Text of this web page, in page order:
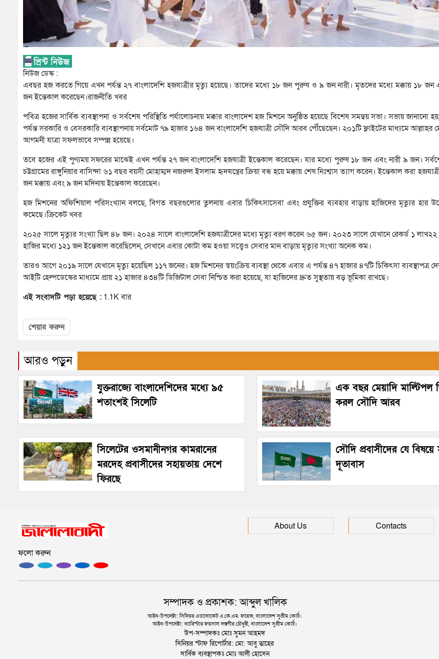
নিউজ ডেস্ক :
এবছর হজ করতে গিয়ে এখন পর্যন্ত ২৭ বাংলাদেশি হজযাত্রীর মৃত্যু হয়েছে। তাদের মধ্যে ১৮ জন পুরুষ ও ৯ জন নারী। মৃতদের মধ্যে মক্কায় ১৮ জন
জন ইন্তেকাল করেছেন।রাজনীতি খবর
পবিত্র হজের সার্বিক ব্যবস্থাপনা ও সর্বশেষ পরিস্থিতি পর্যালোচনায় মক্কার বাংলাদেশ হজ মিশনে অনুষ্ঠিত হয়েছে বিশেষ সমন্বয় সভা। সভায়
পর্যন্ত সরকারি ও বেসরকারি ব্যবস্থাপনায় সর্বমোট ৭৯ হাজার ১৬৪ জন বাংলাদেশি হজযাত্রী সৌদি আরব পৌঁছেছেন। ২০১টি ফ্লাইটের মাধ্যমে আল্লাহর
আগমনী যাত্রা সফলভাবে সম্পন্ন হয়েছে।
তবে হজের এই পুণ্যময় সফরের মাঝেই এখন পর্যন্ত ২৭ জন বাংলাদেশি হজযাত্রী ইন্তেকাল করেছেন। যার মধ্যে পুরুষ ১৮ জন এবং নারী ৯ জন।
চট্টগ্রামের রাঙ্গুনিয়ার বাসিন্দা ৬১ বছর বয়সী মোহাম্মদ নজরুল ইসলাম হৃদযন্ত্রের ক্রিয়া বন্ধ হয়ে মক্কায় শেষ নিঃশ্বাস ত্যাগ করেন। ইন্তেকাল করা
জন মক্কায় এবং ৯ জন মদিনায় ইন্তেকাল করেছেন।
হজ মিশনের অফিশিয়াল পরিসংখ্যান বলছে, বিগত বছরগুলোর তুলনায় এবার চিকিৎসাসেবা এবং প্রযুক্তির ব্যবহার বাড়ায় হাজিদের মৃত্যুর হার
কমেছে।ক্রিকেট খবর
২০২৫ সালে মৃত্যুর সংখ্যা ছিল ৪৮ জন। ২০২৪ সালে বাংলাদেশি হজযাত্রীদের মধ্যে মৃত্যু বরণ করেন ৬৫ জন। ২০২৩ সালে যেখানে রেকর্ড ১ লাখ২২
হাজির মধ্যে ১২১ জন ইন্তেকাল করেছিলেন, সেখানে এবার কোটা কম হওয়া সত্ত্বেও সেবার মান বাড়ায় মৃত্যুর সংখ্যা অনেক কম।
তারও আগে ২০১৯ সালে যেখানে মৃত্যু হয়েছিল ১১৭ জনের। ​হজ মিশনের স্বয়ংক্রিয় ব্যবস্থা থেকে এবার এ পর্যন্ত ৪৭ হাজার ৪৭টি চিকিৎসা ব্যবস্থাপত্র
আইটি হেল্পডেস্কের মাধ্যমে প্রায় ২১ হাজার ৪৩৪টি ডিজিটাল সেবা নিশ্চিত করা হয়েছে, যা হাজিদের দ্রুত সুস্থতায় বড় ভূমিকা রাখছে।
এই সংবাদটি পড়া হয়েছে : 1.1K বার
শেয়ার করুন
আরও পড়ুন
যুক্তরাজ্যে বাংলাদেশিদের মধ্যে ৯৫
শতাংশই সিলেটি
এক বছর মেয়াদি মাল্টিপল
করল সৌদি আরব
সিলেটের ওসমানীনগর কামরানের
মরদেহ প্রবাসীদের সহায়তায় দেশে
ফিরছে
সৌদি প্রবাসীদের যে
দূতাবাস
ফলো করুন
About Us Contacts
সম্পাদক ও প্রকাশক: আব্দুল খালিক
আইন-উপদেষ্টা: সিনিয়র এডভোকেট এ.কে.এম. ফয়েজ, বাংলাদেশ সুপ্রীম কোর্ট।
আইন-উপদেষ্টা: ব্যারিস্টার ফয়সাল দস্তগীর চৌধুরী, বাংলাদেশ সুপ্রীম কোর্ট।
উপ-সম্পাদকঃ মোঃ সুমন আহমদ
সিনিয়র স্টাফ রিপোর্টার: মো: আবু তাহের
সার্বিক ব্যবস্থাপকঃ মোঃ আলী হোসেন